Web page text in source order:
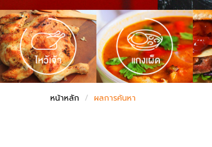
หน้าหลัก ผลการค้นหา